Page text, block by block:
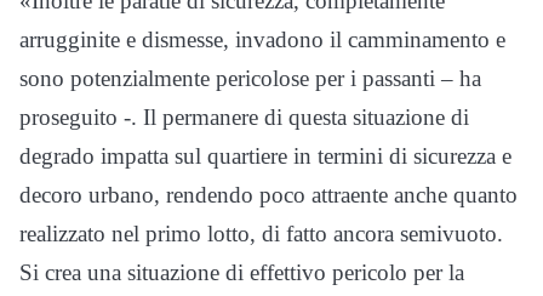
arrugginite e dismesse, invadono il camminamento e
sono potenzialmente pericolose per i passanti – ha
proseguito -. Il permanere di questa situazione di
degrado impatta sul quartiere in termini di sicurezza e
decoro urbano, rendendo poco attraente anche quanto
realizzato nel primo lotto, di fatto ancora semivuoto.
Si crea una situazione di effettivo pericolo per la